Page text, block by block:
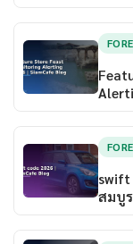
swift
สมบู